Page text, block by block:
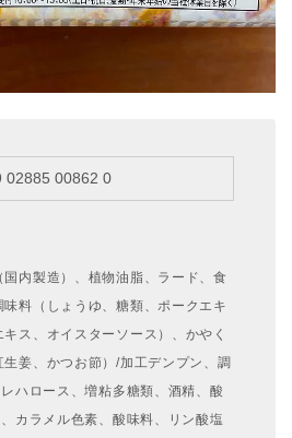
02885 00862 0
内製造）、植物油脂、ラード、食
料（しょうゆ、糖類、ポークエキ
ス、オイスターソース）、かやく
生姜、かつお節）/加工デンプン、調
ハロース、増粘多糖類、酒精、酸
カラメル色素、酸味料、リン酸塩